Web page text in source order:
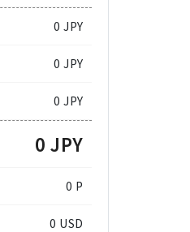
0 JPY
0 JPY
0 JPY
0 JPY
0 P
0 USD